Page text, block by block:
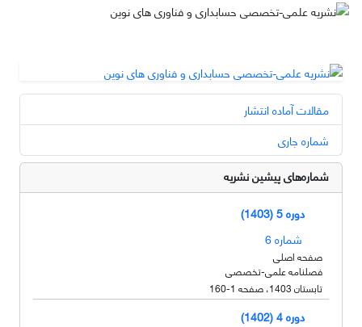
مقالات آماده انتشار
شماره جاری
شماره‌های پیشین نشریه
دوره 5 (1403)
شماره 6
صفحه اصلی
فصلنامه علمی-تخصصی
تابستان 1403، صفحه 1-160
دوره 4 (1402)